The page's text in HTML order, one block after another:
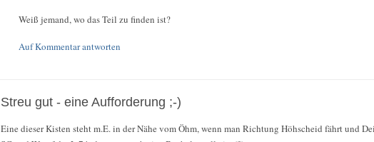
Weiß jemand, wo das Teil zu finden ist?
Auf Kommentar antworten
Streu gut - eine Aufforderung ;-)
Eine dieser Kisten steht m.E. in der Nähe vom Öhm, wenn man Richtung Höhscheid fährt und